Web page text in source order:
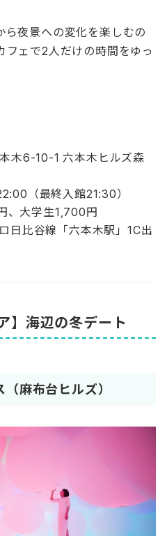
ら夜景への変化を楽しむの
フェで2人だけの時間をゆっ
木6-10-1 六本木ヒルズ森
（最終入館21:30）
、大学生1,700円
日比谷線「六本木駅」1C出
】海辺の冬デート
麻布台ヒルズ）